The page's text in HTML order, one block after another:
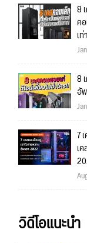
8
ค
เ
8
อั
7
เ
วิดีโอแนะนำ